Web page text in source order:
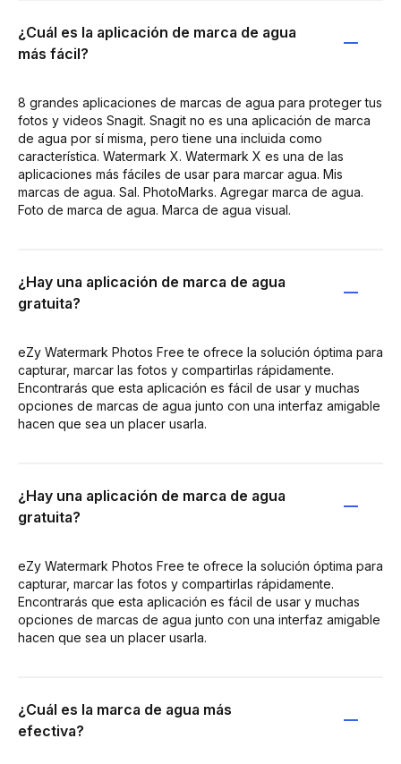
¿Cuál es la aplicación de marca de agua
más fácil?
8 grandes aplicaciones de marcas de agua para proteger tus
fotos y videos Snagit. Snagit no es una aplicación de marca
de agua por sí misma, pero tiene una incluida como
característica. Watermark X. Watermark X es una de las
aplicaciones más fáciles de usar para marcar agua. Mis
marcas de agua. Sal. PhotoMarks. Agregar marca de agua.
Foto de marca de agua. Marca de agua visual.
¿Hay una aplicación de marca de agua
gratuita?
eZy Watermark Photos Free te ofrece la solución óptima para
capturar, marcar las fotos y compartirlas rápidamente.
Encontrarás que esta aplicación es fácil de usar y muchas
opciones de marcas de agua junto con una interfaz amigable
hacen que sea un placer usarla.
¿Hay una aplicación de marca de agua
gratuita?
eZy Watermark Photos Free te ofrece la solución óptima para
capturar, marcar las fotos y compartirlas rápidamente.
Encontrarás que esta aplicación es fácil de usar y muchas
opciones de marcas de agua junto con una interfaz amigable
hacen que sea un placer usarla.
¿Cuál es la marca de agua más
efectiva?